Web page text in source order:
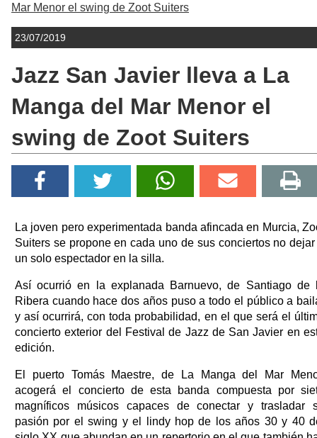
Mar Menor el swing de Zoot Suiters
23/07/2019
Jazz San Javier lleva a La
Manga del Mar Menor el
swing de Zoot Suiters
La joven pero experimentada banda afincada en Murcia,
Suiters se propone en cada uno de sus conciertos no
un solo espectador en la silla.
Así ocurrió en la explanada Barnuevo, de Santiago de
Ribera cuando hace dos años puso a todo el público a
y así ocurrirá, con toda probabilidad, en el que será el
concierto exterior del Festival de Jazz de San Javier en
edición.
El puerto Tomás Maestre, de La Manga del Mar
acogerá el concierto de esta banda compuesta por
magníficos músicos capaces de conectar y trasladar
pasión por el swing y el lindy hop de los años 30 y 40